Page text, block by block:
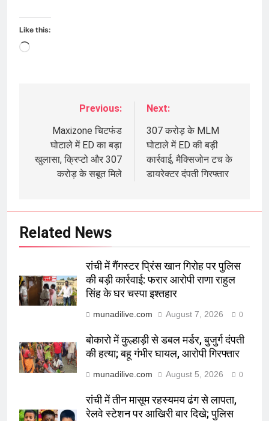
Like this:
Loading…
navigation
Previous:
Maxizone चिटफंड
घोटाले में ED का बड़ा
खुलासा, क्रिप्टो और 307
करोड़ के सबूत मिले
Next:
307 करोड़ के MLM
घोटाले में ED की बड़ी
कार्रवाई, मैक्सिजोन टच के
डायरेक्टर दंपती गिरफ्तार
Related News
रांची में गैंगस्टर प्रिंस खान गिरोह पर पुलिस
की बड़ी कार्रवाई: फरार आरोपी राणा राहुल
सिंह के घर चस्पा इश्तहार
munadilive.com August 7, 2026 0
बोकारो में कुल्हाड़ी से डबल मर्डर, बुजुर्ग दंपती
की हत्या; बहू गंभीर घायल, आरोपी गिरफ्तार
munadilive.com August 5, 2026 0
रांची में तीन मासूम रहस्यमय ढंग से लापता,
रेलवे स्टेशन पर आखिरी बार दिखे; पुलिस